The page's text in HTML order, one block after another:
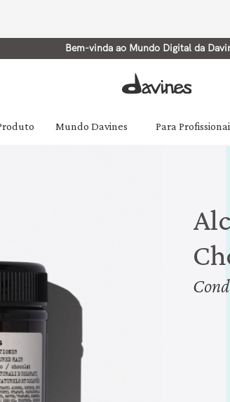
Bem-vinda ao Mundo Digital da
Mundo Davines Para